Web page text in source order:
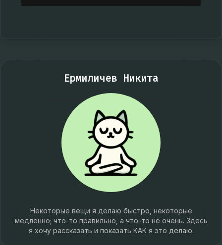
Ермиличев Никита
Некоторые вещи я делаю быстро, некоторые
медленно; что-то правильно, а что-то не очень. Здесь
я хочу рассказать и показать КАК я это делаю.